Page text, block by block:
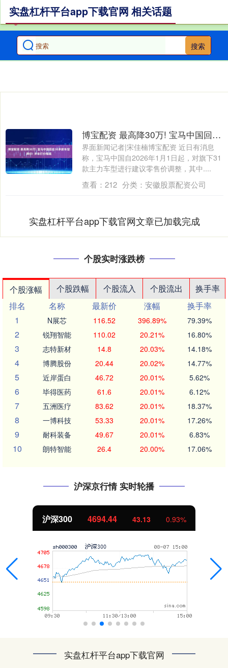
搜索
实盘杠杆平台app下载官网 相关话题
博宝配资 最高降30万! 宝马中国回应30多款车型降价: 并非打价格战
界面新闻记者|宋佳楠博宝配资 近日有消息
称，宝马中国自2026年1月1日起，对旗下31
款主力车型进行建议零售价调整，其中....
查看： 212 分类： 安徽股票配资公司
实盘杠杆平台app下载官网文章已加载完成
个股实时涨跌榜
个股涨幅 个股跌幅 个股流入 个股流出
换手率
排名
名称 最新价 涨幅
换手率
1
N展芯 116.52 396.89% 79.39%
2 锐翔智能 110.02 20.21% 16.80%
3 志特新材 14.8 20.03% 14.18%
4 博腾股份 20.44 20.02% 14.77%
5 近岸蛋白 46.72 20.01% 5.62%
6 毕得医药 61.6 20.01% 6.12%
7 五洲医疗 83.62 20.01% 18.37%
8 一博科技 53.33 20.01% 17.26%
9 耐科装备 49.67 20.01% 6.83%
10 朗特智能 26.4 20.00% 17.06%
沪深京行情 实时轮播
沪深300 4694.44 43.13 0.93%
实盘杠杆平台app下载官网